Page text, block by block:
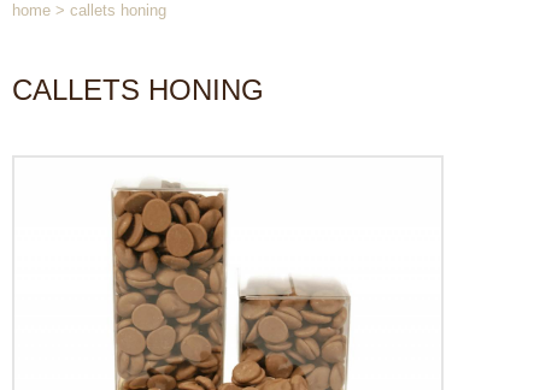
home > callets honing
CALLETS HONING